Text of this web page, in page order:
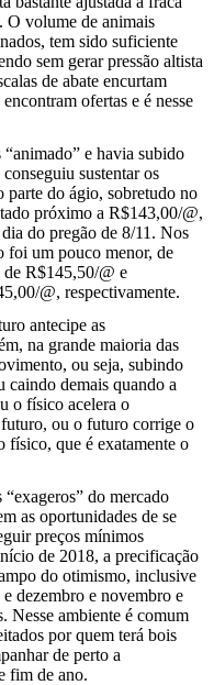
O volume de animais
tem sido suficiente
sem gerar pressão altista
de abate encurtam
ofertas e é nesse
e havia subido
sustentar os
parte do ágio, sobretudo no
próximo a R$143,00/@,
do pregão de 8/11. Nos
foi um pouco menor, de
R$145,50/@ e
@, respectivamente.
antecipe as
na grande maioria das
ou seja, subindo
caindo demais quando a
o físico acelera o
ou o futuro corrige o
físico, que é exatamente o
do mercado
as oportunidades de se
preços mínimos
de 2018, a precificação
do otimismo, inclusive
dezembro e novembro e
Nesse ambiente é comum
por quem terá bois
de perto a
fim de ano.